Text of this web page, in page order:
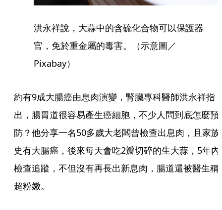
洪永祥說，大蒜中的含硫化合物可以保護器
官，免於重金屬的毒害。（示意圖／
Pixabay）
約有9成大腸癌由息肉演變，腎臟專科醫師洪永祥指
出，腸胃道很容易產生癌細胞，不少人問到底怎麼預
防？他分享一名50多歲大老闆曾檢查出息肉，且家族
史有大腸癌，後來每天會吃2瓣切碎的生大蒜，5年內
檢查追蹤，不但沒有再長出新息肉，腸道還被醫生稱
超粉嫩。